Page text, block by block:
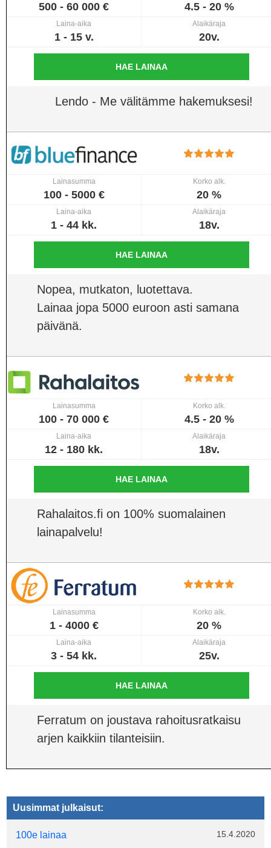
500 - 60 000 € 4.5 - 20 %
Laina-aika
1 - 15 v.
Alaikäraja
20v.
HAE LAINAA
Lendo - Me välitämme hakemuksesi!
Lainasumma
100 - 5000 €
Korko alk.
20 %
Laina-aika
1 - 44 kk.
Alaikäraja
18v.
HAE LAINAA
Nopea, mutkaton, luotettava.
Lainaa jopa 5000 euroon asti samana
päivänä.
Lainasumma
100 - 70 000 €
Korko alk.
4.5 - 20 %
Laina-aika
12 - 180 kk.
Alaikäraja
18v.
HAE LAINAA
Rahalaitos.fi on 100% suomalainen
lainapalvelu!
Lainasumma
1 - 4000 €
Korko alk.
20 %
Laina-aika
3 - 54 kk.
Alaikäraja
25v.
HAE LAINAA
Ferratum on joustava rahoitusratkaisu
arjen kaikkiin tilanteisiin.
Uusimmat julkaisut:
100e lainaa 15.4.2020